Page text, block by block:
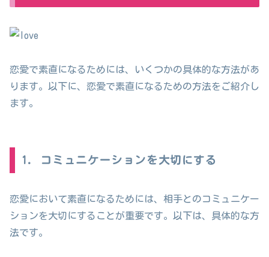
恋愛で素直になるためには、いくつかの具体的な方法があ
ります。以下に、恋愛で素直になるための方法をご紹介し
ます。
1. コミュニケーションを大切にする
恋愛において素直になるためには、相手とのコミュニケー
ションを大切にすることが重要です。以下は、具体的な方
法です。